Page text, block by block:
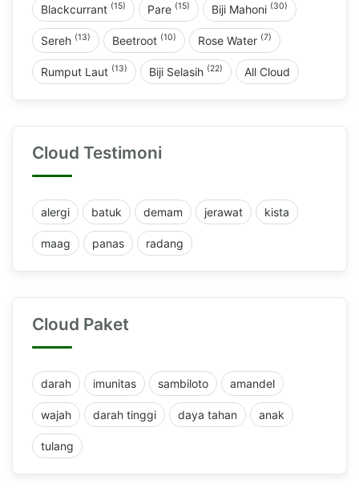
Blackcurrant (15) Pare (15) Biji Mahoni (30)
Sereh (13) Beetroot (10) Rose Water (7)
Rumput Laut (13) Biji Selasih (22) All Cloud
Cloud Testimoni
alergi batuk demam jerawat kista
maag panas radang
Cloud Paket
darah imunitas sambiloto amandel
wajah darah tinggi daya tahan anak
tulang